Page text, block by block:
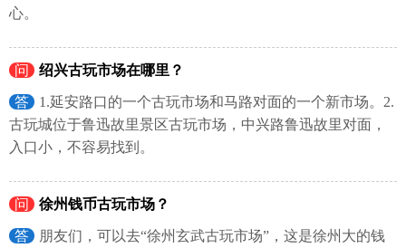
心。
问 绍兴古玩市场在哪里？
答
1.延安路口的一个古玩市场和马路对面的一个新市场。2.
古玩城位于鲁迅故里景区古玩市场，中兴路鲁迅故里对面，
入口小，不容易找到。
问 徐州钱币古玩市场？
答
朋友们，可以去“徐州玄武古玩市场”，这是徐州大的钱